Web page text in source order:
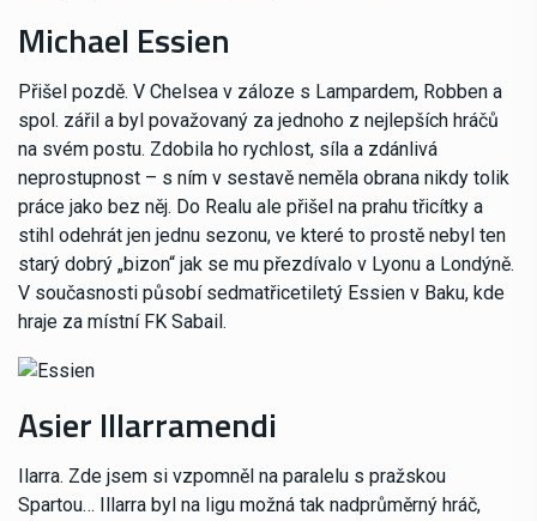
Michael Essien
Přišel pozdě. V Chelsea v záloze s Lampardem, Robben a
spol. zářil a byl považovaný za jednoho z nejlepších hráčů
na svém postu. Zdobila ho rychlost, síla a zdánlivá
neprostupnost – s ním v sestavě neměla obrana nikdy tolik
práce jako bez něj. Do Realu ale přišel na prahu třicítky a
stihl odehrát jen jednu sezonu, ve které to prostě nebyl ten
starý dobrý „bizon“ jak se mu přezdívalo v Lyonu a Londýně.
V současnosti působí sedmatřicetiletý Essien v Baku, kde
hraje za místní FK Sabail.
Asier Illarramendi
Ilarra. Zde jsem si vzpomněl na paralelu s pražskou
Spartou… Illarra byl na ligu možná tak nadprůměrný hráč,